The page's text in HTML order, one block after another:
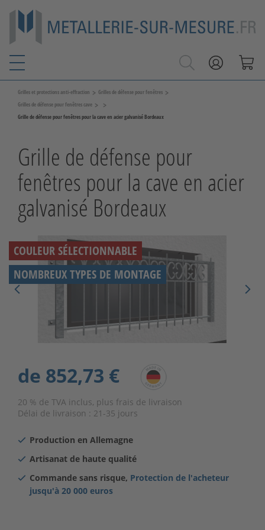
Grilles et protections anti-effraction > Grilles de défense pour fenêtres >
Grilles de défense pour fenêtres cave > >
Grille de défense pour fenêtres pour la cave en acier galvanisé Bordeaux
Grille de défense pour
fenêtres pour la cave en acier
galvanisé Bordeaux
COULEUR SÉLECTIONNABLE
NOMBREUX TYPES DE MONTAGE
de 852,73 €
20 % de TVA inclus, plus frais de livraison
Délai de livraison : 21-35 jours
Production en Allemagne
Artisanat de haute qualité
Commande sans risque, Protection de l'acheteur
jusqu'à 20 000 euros